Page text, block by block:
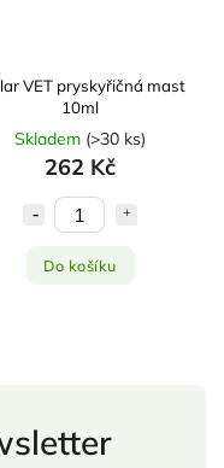
VET pryskyřičná mast
10ml
Skladem (>30 ks)
262 Kč
Do košíku